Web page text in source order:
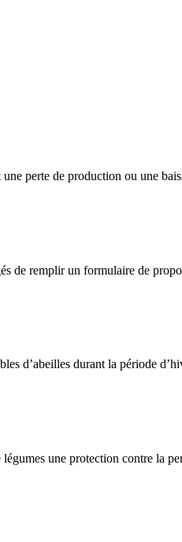
perte de production ou une
de remplir un formulaire de
d’abeilles durant la période
une protection contre la